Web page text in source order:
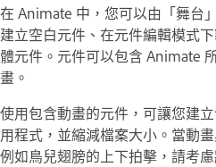
在 Animate 中，您可以由「舞台
建立空白元件、在元件編輯模式
體元件。元件可以包含 Animate
畫。
使用包含動畫的元件，可讓您建
用程式，並縮減檔案大小。當動
例如鳥兒翅膀的上下拍擊，請考